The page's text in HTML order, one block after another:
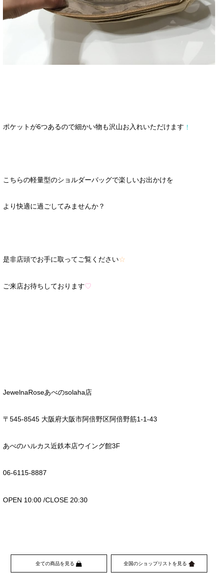
ポケットが6つあるので細かい物も沢山お入れいただけます ！
こちらの軽量型のショルダーバッグで楽しいお出かけを
より快適に過ごしてみませんか？
是非店頭でお手に取ってご覧ください☆
ご来店お待ちしております♡
JewelnaRoseあべのsolaha店
〒 545-8545 大阪府大阪市阿倍野区阿倍野筋1-1-43
あべのハルカス近鉄本店ウイング館3F
06-6115-8887
OPEN 10:00 /CLOSE 20:30
全ての商品を見る 全国のショップリストを見る